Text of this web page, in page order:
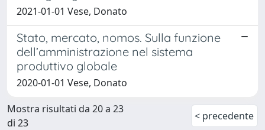
2021-01-01 Vese, Donato
Stato, mercato, nomos. Sulla funzione
dell’amministrazione nel sistema
produttivo globale
2020-01-01 Vese, Donato
Mostra risultati da 20 a 23
di 23
< precedente